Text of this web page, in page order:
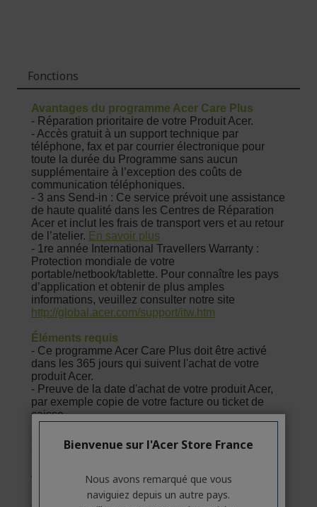
Fonctions
Bienvenue sur l'Acer Store France
Nous avons remarqué que vous
naviguiez depuis un autre pays.